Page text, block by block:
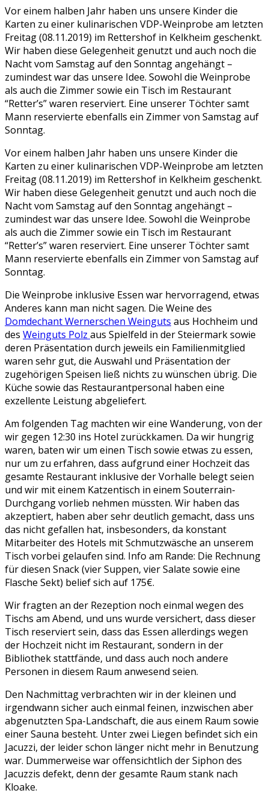
Vor einem halben Jahr haben uns unsere Kinder die
Karten zu einer kulinarischen VDP-Weinprobe am letzten
Freitag (08.11.2019) im Rettershof in Kelkheim geschenkt.
Wir haben diese Gelegenheit genutzt und auch noch die
Nacht vom Samstag auf den Sonntag angehängt –
zumindest war das unsere Idee. Sowohl die Weinprobe
als auch die Zimmer sowie ein Tisch im Restaurant
“Retter’s” waren reserviert. Eine unserer Töchter samt
Mann reservierte ebenfalls ein Zimmer von Samstag auf
Sonntag.
Vor einem halben Jahr haben uns unsere Kinder die
Karten zu einer kulinarischen VDP-Weinprobe am letzten
Freitag (08.11.2019) im Rettershof in Kelkheim geschenkt.
Wir haben diese Gelegenheit genutzt und auch noch die
Nacht vom Samstag auf den Sonntag angehängt –
zumindest war das unsere Idee. Sowohl die Weinprobe
als auch die Zimmer sowie ein Tisch im Restaurant
“Retter’s” waren reserviert. Eine unserer Töchter samt
Mann reservierte ebenfalls ein Zimmer von Samstag auf
Sonntag.
Die Weinprobe inklusive Essen war hervorragend, etwas
Anderes kann man nicht sagen. Die Weine des
Domdechant Wernerschen Weinguts aus Hochheim und
des Weinguts Polz aus Spielfeld in der Steiermark sowie
deren Präsentation durch jeweils ein Familienmitglied
waren sehr gut, die Auswahl und Präsentation der
zugehörigen Speisen ließ nichts zu wünschen übrig. Die
Küche sowie das Restaurantpersonal haben eine
exzellente Leistung abgeliefert.
Am folgenden Tag machten wir eine Wanderung, von der
wir gegen 12:30 ins Hotel zurückkamen. Da wir hungrig
waren, baten wir um einen Tisch sowie etwas zu essen,
nur um zu erfahren, dass aufgrund einer Hochzeit das
gesamte Restaurant inklusive der Vorhalle belegt seien
und wir mit einem Katzentisch in einem Souterrain-
Durchgang vorlieb nehmen müssten. Wir haben das
akzeptiert, haben aber sehr deutlich gemacht, dass uns
das nicht gefallen hat, insbesonders, da konstant
Mitarbeiter des Hotels mit Schmutzwäsche an unserem
Tisch vorbei gelaufen sind. Info am Rande: Die Rechnung
für diesen Snack (vier Suppen, vier Salate sowie eine
Flasche Sekt) belief sich auf 175€.
Wir fragten an der Rezeption noch einmal wegen des
Tischs am Abend, und uns wurde versichert, dass dieser
Tisch reserviert sein, dass das Essen allerdings wegen
der Hochzeit nicht im Restaurant, sondern in der
Bibliothek stattfände, und dass auch noch andere
Personen in diesem Raum anwesend seien.
Den Nachmittag verbrachten wir in der kleinen und
irgendwann sicher auch einmal feinen, inzwischen aber
abgenutzten Spa-Landschaft, die aus einem Raum sowie
einer Sauna besteht. Unter zwei Liegen befindet sich ein
Jacuzzi, der leider schon länger nicht mehr in Benutzung
war. Dummerweise war offensichtlich der Siphon des
Jacuzzis defekt, denn der gesamte Raum stank nach
Kloake.